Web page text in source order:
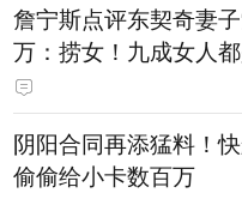
詹宁斯点评东契奇妻
万：捞女！九成女人都
阴阳合同再添猛料！
偷偷给小卡数百万